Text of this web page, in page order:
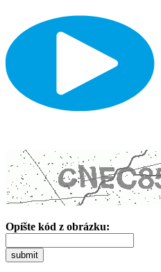
Opíšte kód z obrázku:
submit